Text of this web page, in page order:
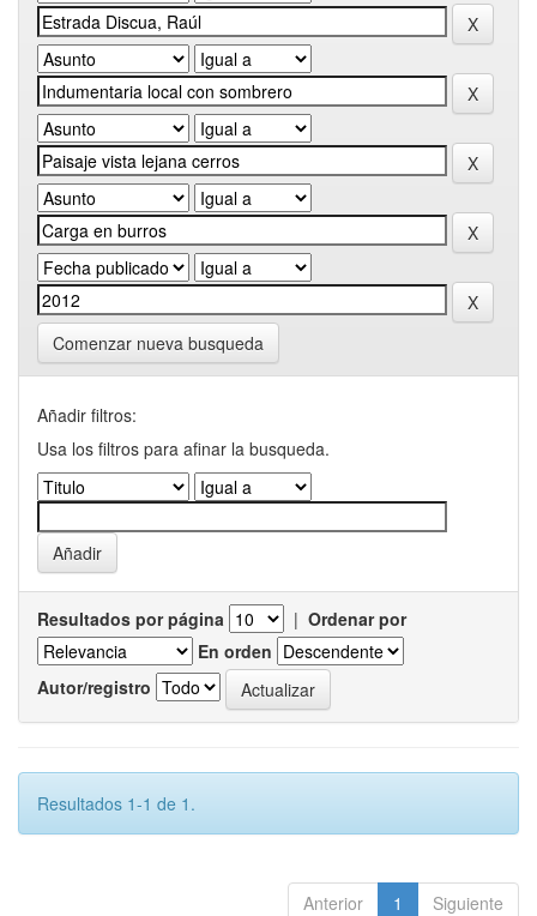
Comenzar nueva busqueda
Añadir filtros:
Usa los filtros para afinar la busqueda.
Resultados por página | Ordenar por
En orden
Autor/registro
Resultados 1-1 de 1.
Anterior 1 Siguiente